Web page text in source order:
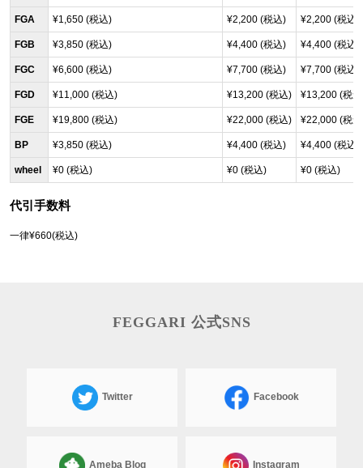
FGA ¥1,650 (税込) ¥2,200 (税込) ¥2,200 (税込)
FGB ¥3,850 (税込) ¥4,400 (税込) ¥4,400 (税込)
FGC ¥6,600 (税込) ¥7,700 (税込) ¥7,700 (税込)
FGD ¥11,000 (税込) ¥13,200 (税込) ¥13,200 (税
FGE ¥19,800 (税込) ¥22,000 (税込) ¥22,000 (税
BP ¥3,850 (税込) ¥4,400 (税込) ¥4,400 (税込)
wheel ¥0 (税込) ¥0 (税込) ¥0 (税込)
代引手数料
一律¥660(税込)
FEGGARI 公式SNS
Twitter Facebook
Ameba Blog Instagram